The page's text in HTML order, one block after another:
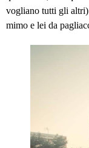
vogliano tutti gli altri)
mimo e lei da